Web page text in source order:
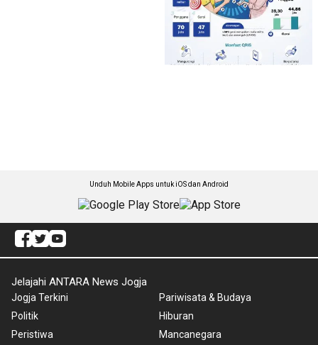
Unduh Mobile Apps untuk iOS dan Android
Jelajahi ANTARA News Jogja
Jogja Terkini
Politik
Peristiwa
Pariwisata & Budaya
Hiburan
Mancanegara